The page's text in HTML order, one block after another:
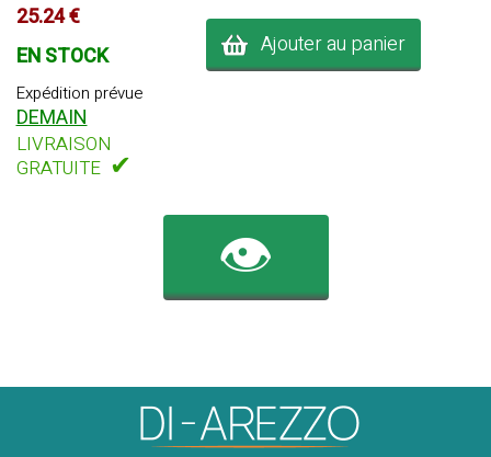
25.24 €
EN STOCK
Expédition prévue
DEMAIN
LIVRAISON
GRATUITE ✔
Ajouter au panier
👁️